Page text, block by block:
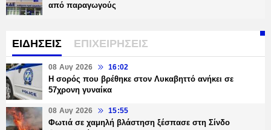
από παραγωγούς
ΕΙΔΗΣΕΙΣ ΕΠΙΧΕΙΡΗΣΕΙΣ
08 Αυγ 2026 16:02
Η σορός που βρέθηκε στον Λυκαβηττό ανήκει σε
57χρονη γυναίκα
08 Αυγ 2026 15:55
Φωτιά σε χαμηλή βλάστηση ξέσπασε στη Σίνδο